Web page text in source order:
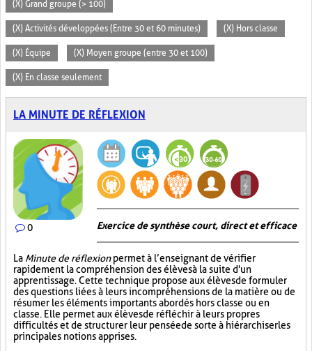
(X) Grand groupe (> 100)
(X) Activités développées (Entre 30 et 60 minutes) (X) Hors classe
(X) Équipe (X) Moyen groupe (entre 30 et 100)
(X) En classe seulement
LA MINUTE DE RÉFLEXION
0 Exercice de synthèse court, direct et efficace
La Minute de réflexionpermet à l’enseignant de vérifier
rapidement la compréhension des élèves à la suite d'un
apprentissage. Cette technique propose aux élèves de formuler
des questions liées à leurs incompréhensions de la matière ou de
résumer les éléments importants abordés hors classe ou en
classe. Elle permet aux élèves de réfléchir à leurs propres
difficultés et de structurer leur pensée de sorte à hiérarchiser les
principales notions apprises.